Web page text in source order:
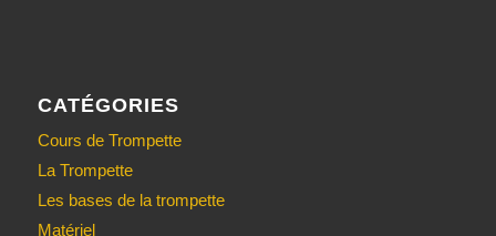
CATÉGORIES
Cours de Trompette
La Trompette
Les bases de la trompette
Matériel